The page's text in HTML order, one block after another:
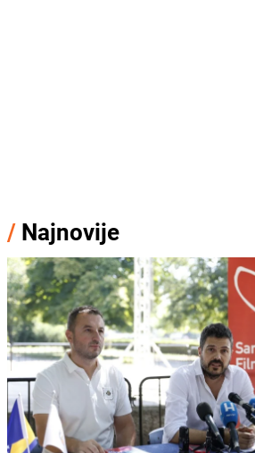
/ Najnovije